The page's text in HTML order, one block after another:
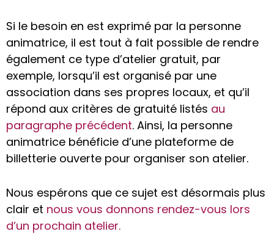
Si le besoin en est exprimé par la personne
animatrice, il est tout à fait possible de rendre
également ce type d’atelier gratuit, par
exemple, lorsqu’il est organisé par une
association dans ses propres locaux, et qu’il
répond aux critères de gratuité listés au
paragraphe précédent. Ainsi, la personne
animatrice bénéficie d’une plateforme de
billetterie ouverte pour organiser son atelier.
Nous espérons que ce sujet est désormais plus
clair et nous vous donnons rendez-vous lors
d’un prochain atelier.